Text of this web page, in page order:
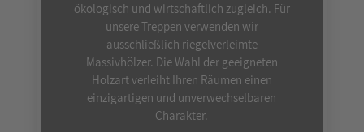
ökologisch und wirtschaftlich zugleich. Für
unsere Treppen verwenden wir
ausschließlich riegelverleimte
Massivhölzer. Die Wahl der geeigneten
Holzart verleiht Ihren Räumen einen
einzigartigen und unverwechselbaren
Charakter.